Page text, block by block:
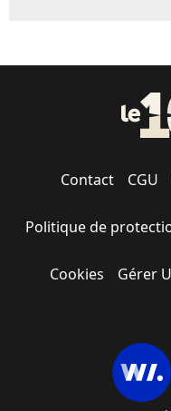
Contact CGU
Politique de
Cookies Gérer